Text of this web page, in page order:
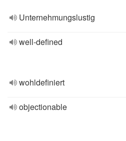
Unternehmungslustig
well-defined
wohldefiniert
objectionable